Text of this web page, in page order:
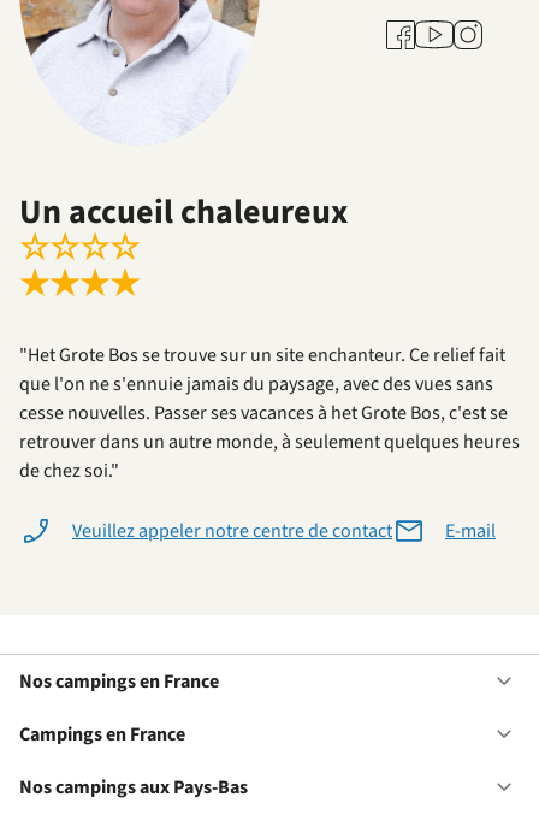
Facebook
YoutubeInstagram
Un accueil chaleureux
☆☆☆☆
★★★★
"Het Grote Bos se trouve sur un site enchanteur. Ce relief fait
que l'on ne s'ennuie jamais du paysage, avec des vues sans
cesse nouvelles. Passer ses vacances à het Grote Bos, c'est se
retrouver dans un autre monde, à seulement quelques heures
de chez soi."
Veuillez appeler notre centre de contact E-mail
Nos campings en France
Campings en France
Nos campings aux Pays-Bas